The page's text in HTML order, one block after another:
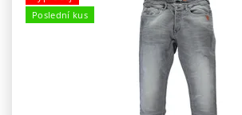
Poslední kus